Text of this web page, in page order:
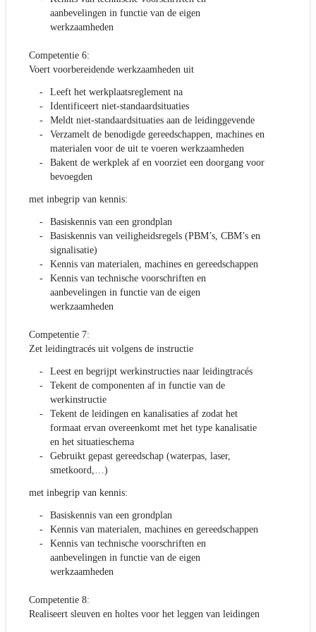
aanbevelingen in functie van de eigen
werkzaamheden
Competentie 6:
Voert voorbereidende werkzaamheden uit
Leeft het werkplaatsreglement na
Identificeert niet-standaardsituaties
Meldt niet-standaardsituaties aan de leidinggevende
Verzamelt de benodigde gereedschappen, machines en
materialen voor de uit te voeren werkzaamheden
Bakent de werkplek af en voorziet een doorgang voor
bevoegden
met inbegrip van kennis:
Basiskennis van een grondplan
Basiskennis van veiligheidsregels (PBM’s, CBM’s en
signalisatie)
Kennis van materialen, machines en gereedschappen
Kennis van technische voorschriften en
aanbevelingen in functie van de eigen
werkzaamheden
Competentie 7:
Zet leidingtracés uit volgens de instructie
Leest en begrijpt werkinstructies naar leidingtracés
Tekent de componenten af in functie van de
werkinstructie
Tekent de leidingen en kanalisaties af zodat het
formaat ervan overeenkomt met het type kanalisatie
en het situatieschema
Gebruikt gepast gereedschap (waterpas, laser,
smetkoord,…)
met inbegrip van kennis:
Basiskennis van een grondplan
Kennis van materialen, machines en gereedschappen
Kennis van technische voorschriften en
aanbevelingen in functie van de eigen
werkzaamheden
Competentie 8:
Realiseert sleuven en holtes voor het leggen van leidingen